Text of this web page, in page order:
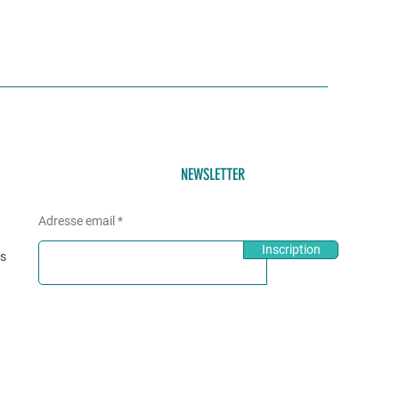
NEWSLETTER
Adresse email
Inscription